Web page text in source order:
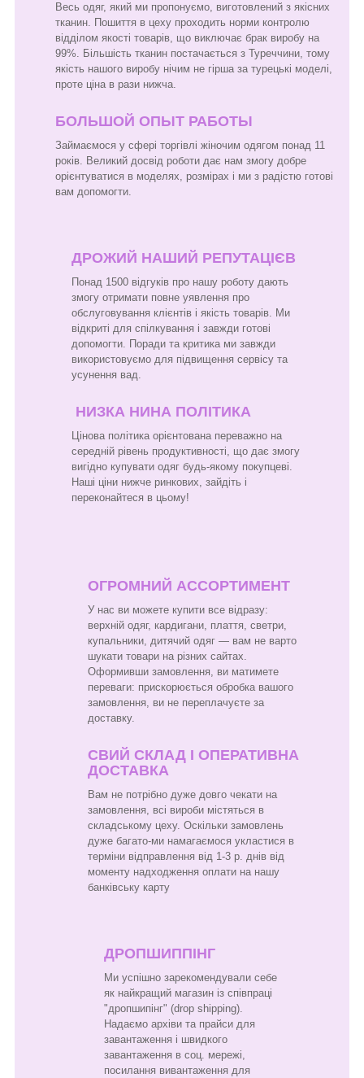
Весь одяг, який ми пропонуємо, виготовлений з якісних
тканин. Пошиття в цеху проходить норми контролю
відділом якості товарів, що виключає брак виробу на
99%. Більшість тканин постачається з Туреччини, тому
якість нашого виробу нічим не гірша за турецькі моделі,
проте ціна в рази нижча.
БОЛЬШОЙ ОПЫТ РАБОТЫ
Займаємося у сфері торгівлі жіночим одягом понад 11
років. Великий досвід роботи дає нам змогу добре
орієнтуватися в моделях, розмірах і ми з радістю готові
вам допомогти.
ДРОЖИЙ НАШИЙ РЕПУТАЦІЄВ
Понад 1500 відгуків про нашу роботу дають
змогу отримати повне уявлення про
обслуговування клієнтів і якість товарів. Ми
відкриті для спілкування і завжди готові
допомогти. Поради та критика ми завжди
використовуємо для підвищення сервісу та
усунення вад.
НИЗКА НИНА ПОЛІТИКА
Цінова політика орієнтована переважно на
середній рівень продуктивності, що дає змогу
вигідно купувати одяг будь-якому покупцеві.
Наші ціни нижче ринкових, зайдіть і
переконайтеся в цьому!
ОГРОМНИЙ АССОРТИМЕНТ
У нас ви можете купити все відразу:
верхній одяг, кардигани, плаття, светри,
купальники, дитячий одяг — вам не варто
шукати товари на різних сайтах.
Оформивши замовлення, ви матимете
переваги: прискорюється обробка вашого
замовлення, ви не переплачуєте за
доставку.
СВИЙ СКЛАД І ОПЕРАТИВНА
ДОСТАВКА
Вам не потрібно дуже довго чекати на
замовлення, всі вироби містяться в
складському цеху. Оскільки замовлень
дуже багато-ми намагаємося укластися в
терміни відправлення від 1-3 р. днів від
моменту надходження оплати на нашу
банківську карту
ДРОПШИППІНГ
Ми успішно зарекомендували себе
як найкращий магазин із співпраці
"дропшипінг" (drop shipping).
Надаємо архіви та прайси для
завантаження і швидкого
завантаження в соц. мережі,
посилання вивантаження для